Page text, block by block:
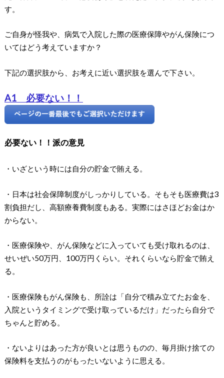
す。
ご自身が怪我や、病気で入院した際の医療保障やがん保険につ
いてはどう考えていますか？
下記の選択肢から、お考えに近い選択肢を選んで下さい。
A1 必要ない！！
必要ない！！派の意見
・いざという時には自分の貯金で賄える。
・日本は社会保障制度がしっかりしている。そもそも医療費は3
割負担だし、高額療養費制度もある。実際にはさほどお金はか
からない。
・医療保険や、がん保険などに入っていても受け取れるのは、
せいぜい50万円、100万円くらい。それくらいなら貯金で賄え
る。
・医療保険もがん保険も、所詮は「自分で積み立てたお金を、
入院というタイミングで受け取っているだけ」だったら自分で
ちゃんと貯める。
・ないよりはあった方が良いとは思うものの、毎月掛け捨ての
保険料を支払うのがもったいないように思える。